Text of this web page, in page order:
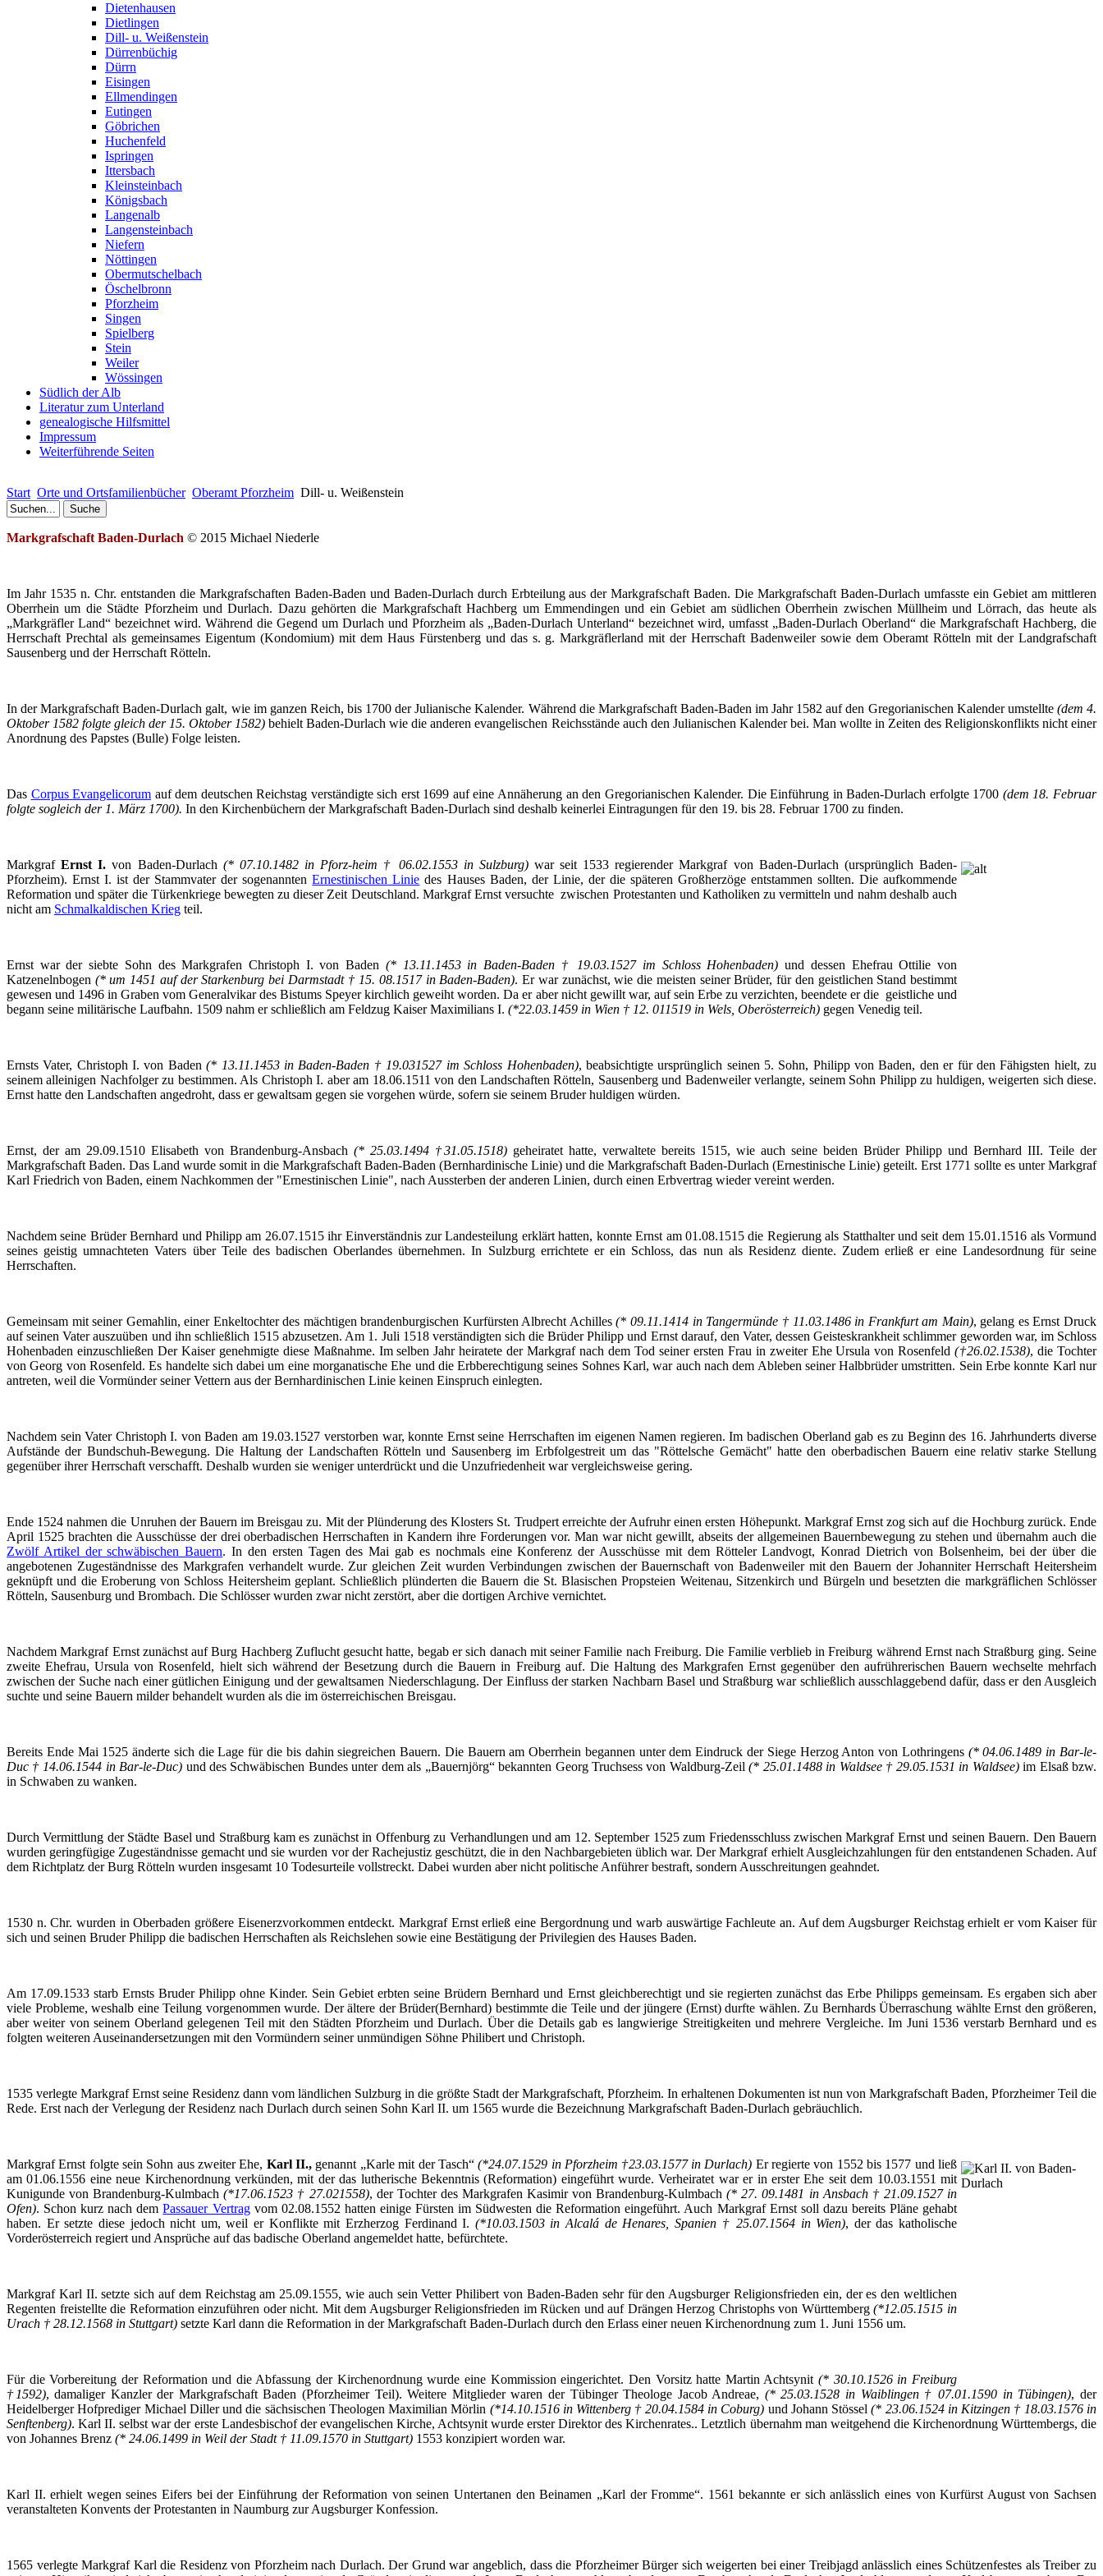
Dietenhausen
Dietlingen
Dill- u. Weißenstein
Dürrenbüchig
Dürrn
Eisingen
Ellmendingen
Eutingen
Göbrichen
Huchenfeld
Ispringen
Ittersbach
Kleinsteinbach
Königsbach
Langenalb
Langensteinbach
Niefern
Nöttingen
Obermutschelbach
Öschelbronn
Pforzheim
Singen
Spielberg
Stein
Weiler
Wössingen
Südlich der Alb
Literatur zum Unterland
genealogische Hilfsmittel
Impressum
Weiterführende Seiten
Start Orte und Ortsfamilienbücher Oberamt Pforzheim Dill- u. Weißenstein
Markgrafschaft Baden-Durlach © 2015 Michael Niederle
Im Jahr 1535 n. Chr. entstanden die Markgrafschaften Baden-Baden und Baden-Durlach durch Erbteilung aus der Markgrafschaft Baden. Die MarkgrafschaftBaden-Durlach umfasste ein Gebiet am mittleren
Oberrhein um die Städte Pforzheim undDurlach. Dazu gehörten die Markgrafschaft Hachberg um Emmendingen und ein Gebiet am südlichen Oberrhein zwischen Müllheim und Lörrach, das heute als
„MarkgräflerLand“ bezeichnet wird. Während die Gegend um Durlach und Pforzheim als „Baden-Durlach Unterland“ bezeichnet wird, umfasst „Baden-Durlach Oberland“ die Markgrafschaft Hachberg, die
Herrschaft Prechtal als gemeinsames Eigentum (Kondomium) mit dem Haus Fürstenberg und das s. g.Markgräflerland mit der Herrschaft Badenweiler sowie dem OberamtRötteln mit der Landgrafschaft
Sausenberg und der Herrschaft Rötteln.
In der MarkgrafschaftBaden-Durlach galt, wie im ganzen Reich, bis 1700 der Julianische Kalender. Während die Markgrafschaft Baden-Baden im Jahr 1582 auf den Gregorianischen Kalender umstellte (dem 4.
Oktober 1582 folgte gleich der 15. Oktober 1582) behieltBaden-Durlach wie die anderen evangelischen Reichsstände auch den Julianischen Kalender bei. Man wollte in Zeiten des Religionskonfliktsnicht einer
Anordnung des Papstes (Bulle) Folge leisten.
Das CorpusEvangelicorum auf dem deutschen Reichstag verständigte sich erst 1699 auf eine Annäherung an den Gregorianischen Kalender. Die Einführung inBaden-Durlach erfolgte 1700 (dem 18. Februar
folgte sogleich der 1. März 1700). In den Kirchenbüchern der Markgrafschaft Baden-Durlach sind deshalb keinerlei Eintragungen für den 19. bis 28. Februar 1700 zu finden.
MarkgrafErnst I.von Baden-Durlach (* 07.10.1482 in Pforz-heim † 06.02.1553 in Sulzburg)war seit 1533 regierender Markgraf von Baden-Durlach (ursprünglich Baden-
Pforzheim). Ernst I. ist der Stammvater der sogenanntenErnestinischen Linie des Hauses Baden, der Linie, der die späteren Großherzöge entstammen sollten. Dieaufkommende
Reformation und später die Türkenkriege bewegten zu dieser Zeit Deutschland. Markgraf Ernst versuchte zwischen Protestanten und Katholiken zu vermitteln und nahm deshalb auch
nicht am Schmalkaldischen Krieg teil.
Ernst war der siebte Sohn des Markgrafen Christoph I. von Baden (* 13.11.1453 in Baden-Baden † 19.03.1527 im Schloss Hohenbaden) und dessen Ehefrau Ottilie von
Katzenelnbogen (* um 1451 auf der Starkenburg bei Darmstadt † 15. 08.1517 in Baden-Baden). Er war zunächst, wie die meisten seiner Brüder, für den geistlichen Stand bestimmt
gewesen und 1496 in Graben vom Generalvikar des Bistums Speyer kirchlich geweiht worden. Da er aber nicht gewillt war, auf sein Erbe zu verzichten, beendete er die geistliche und
begann seine militärische Laufbahn. 1509 nahm er schließlich am Feldzug Kaiser Maximilians I. (*22.03.1459 in Wien † 12. 011519 in Wels, Oberösterreich) gegen Venedig teil.
Ernsts Vater, Christoph I. von Baden(* 13.11.1453 in Baden-Baden † 19.031527 im Schloss Hohenbaden), beabsichtigte ursprünglich seinen 5. Sohn, Philipp von Baden, den er für den Fähigsten hielt, zu
seinem alleinigen Nachfolger zu bestimmen. Als Christoph I. aber am 18.06.1511 von den LandschaftenRötteln, Sausenberg und Badenweiler verlangte, seinem Sohn Philipp zu huldigen, weigerten sich diese.
Ernst hatte den Landschaften angedroht, dass er gewaltsam gegen sie vorgehen würde, sofern sie seinem Bruder huldigen würden.
Ernst, der am 29.09.1510 Elisabeth von Brandenburg-Ansbach (* 25.03.1494 †31.05.1518) geheiratet hatte, verwaltete bereits 1515, wie auch seine beiden Brüder Philipp und Bernhard III. Teile der
Markgrafschaft Baden. Das Land wurde somit in die Markgrafschaft Baden-Baden (Bernhardinische Linie) und die Markgrafschaft Baden-Durlach (Ernestinische Linie) geteilt. Erst 1771 sollte es unter Markgraf
Karl Friedrich von Baden, einem Nachkommen der "Ernestinischen Linie", nach Aussterben der anderen Linien, durch einen Erbvertrag wieder vereint werden.
Nachdem seine Brüder Bernhard und Philipp am 26.07.1515 ihr Einverständnis zur Landesteilung erklärt hatten, konnte Ernst am 01.08.1515 die Regierung als Statthalter und seit dem 15.01.1516 als Vormund
seines geistigumnachteten Vaters über Teile des badischen Oberlandes übernehmen. In Sulzburg errichtete er ein Schloss, das nun als Residenz diente. Zudem erließ er eine Landesordnung für seine
Herrschaften.
Gemeinsam mit seiner Gemahlin, einer Enkeltochter des mächtigen brandenburgischen Kurfürsten Albrecht Achilles(* 09.11.1414 in Tangermünde † 11.03.1486 in Frankfurt am Main), gelang es Ernst Druck
auf seinen Vater auszuüben und ihn schließlich 1515 abzusetzen. Am 1. Juli 1518 verständigten sich die Brüder Philipp und Ernst darauf, den Vater, dessen Geisteskrankheit schlimmer geworden war, im Schloss
Hohenbaden einzuschließen Der Kaiser genehmigte diese Maßnahme. Im selben Jahr heiratete der Markgraf nach dem Tod seiner ersten Frau in zweiter Ehe Ursula von Rosenfeld(†26.02.1538), die Tochter
von Georg von Rosenfeld. Es handelte sich dabei um eine morganatische Ehe und die Erbberechtigung seines Sohnes Karl, war auch nach dem Ableben seiner Halbbrüder umstritten. Sein Erbe konnte Karl nur
antreten, weil die Vormünder seiner Vettern aus der Bernhardinischen Linie keinen Einspruch einlegten.
Nachdem sein Vater Christoph I. von Baden am 19.03.1527 verstorben war, konnte Ernst seine Herrschaften im eigenen Namen regieren. Im badischen Oberland gab es zu Beginn des 16. Jahrhunderts diverse
Aufstände der Bundschuh-Bewegung. Die Haltung der LandschaftenRötteln und Sausenberg im Erbfolgestreit um das "Röttelsche Gemächt" hatte den oberbadischen Bauern eine relativ starke Stellung
gegenüber ihrer Herrschaft verschafft. Deshalb wurden sie weniger unterdrückt und die Unzufriedenheit war vergleichsweise gering.
Ende 1524 nahmen die Unruhen der Bauern im Breisgau zu. Mit der Plünderung des Klosters St. Trudpert erreichte der Aufruhr einen ersten Höhepunkt. Markgraf Ernst zog sich auf die Hochburg zurück. Ende
April 1525 brachten die Ausschüsseder drei oberbadischen Herrschaften in Kandern ihre Forderungen vor. Man war nicht gewillt, abseits der allgemeinen Bauernbewegung zu stehen und übernahm auch die
Zwölf Artikel der schwäbischen Bauern. In den ersten Tagen des Mai gab es nochmals eine Konferenz der Ausschüsse mit dem RöttelerLandvogt, Konrad Dietrich von Bolsenheim, bei der über die
angebotenen Zugeständnisse des Markgrafen verhandelt wurde. Zur gleichen Zeit wurden Verbindungen zwischen der Bauernschaft von Badenweiler mit den Bauern der Johanniter Herrschaft Heitersheim
geknüpft und die Eroberung von Schloss Heitersheim geplant. Schließlich plünderten die Bauern die St.Blasischen Propsteien Weitenau, Sitzenkirch und Bürgeln und besetzten die markgräflichen Schlösser
Rötteln, Sausenburg und Brombach. Die Schlösserwurden zwar nicht zerstört, aber die dortigen Archive vernichtet.
Nachdem Markgraf Ernst zunächst auf Burg Hachberg Zuflucht gesucht hatte, begab er sich danach mit seiner Familie nach Freiburg. Die Familie verblieb in Freiburg während Ernst nach Straßburg ging. Seine
zweite Ehefrau, Ursula von Rosenfeld, hielt sich während der Besetzung durch die Bauern in Freiburg auf. Die Haltung des Markgrafen Ernst gegenüber den aufrührerischen Bauern wechselte mehrfach
zwischen der Suche nach einer gütlichen Einigung und der gewaltsamen Niederschlagung. Der Einfluss der starken Nachbarn Basel und Straßburg war schließlich ausschlaggebend dafür, dass er den Ausgleich
suchte und seine Bauern milder behandelt wurden als die im österreichischen Breisgau.
Bereits Ende Mai 1525 änderte sich die Lage für die bis dahin siegreichen Bauern. Die Bauern am Oberrhein begannen unter dem Eindruck der Siege Herzog Anton von Lothringens (* 04.06.1489 in Bar-le-
Duc † 14.06.1544 in Bar-le-Duc) und des Schwäbischen Bundes unter dem als „Bauernjörg“ bekannten Georg Truchsess von Waldburg-Zeil(* 25.01.1488 in Waldsee † 29.05.1531 in Waldsee)im Elsaß bzw.
in Schwaben zu wanken.
Durch Vermittlung der Städte Basel und Straßburg kam es zunächst in Offenburg zu Verhandlungen und am 12. September 1525 zum Friedensschluss zwischen Markgraf Ernst und seinen Bauern. Den Bauern
wurden geringfügige Zugeständnisse gemacht und sie wurden vor der Rachejustiz geschützt, die in den Nachbargebieten üblich war. Der Markgraf erhielt Ausgleichzahlungen für den entstandenen Schaden. Auf
dem Richtplatz der Burg Rötteln wurden insgesamt 10 Todesurteile vollstreckt. Dabei wurden aber nicht politische Anführer bestraft, sondern Ausschreitungen geahndet.
1530 n.Chr. wurden in Oberbaden größere Eisenerzvorkommen entdeckt. Markgraf Ernst erließ eine Bergordnung und warb auswärtige Fachleute an. Auf dem Augsburger Reichstag erhielt er vom Kaiser für
sich und seinen Bruder Philipp die badischen Herrschaften als Reichslehen sowie eine Bestätigung der Privilegien des Hauses Baden.
Am 17.09.1533 starb Ernsts Bruder Philipp ohne Kinder. Sein Gebiet erbten seine Brüdern Bernhard und Ernst gleichberechtigt und sie regierten zunächst das Erbe Philipps gemeinsam. Es ergaben sich aber
viele Probleme, weshalb eine Teilung vorgenommen wurde. Der ältere der Brüder(Bernhard) bestimmte die Teile und der jüngere (Ernst) durfte wählen. Zu Bernhards Überraschung wählte Ernst den größeren,
aber weiter von seinem Oberland gelegenen Teil mit den Städten Pforzheim undDurlach. Über die Details gab es langwierige Streitigkeiten und mehrere Vergleiche. Im Juni 1536 verstarb Bernhard und es
folgten weiteren Auseinandersetzungen mit den Vormündern seiner unmündigen Söhne Philibert und Christoph.
1535 verlegte Markgraf Ernst seine Residenz dann vom ländlichen Sulzburg in die größte Stadt der Markgrafschaft, Pforzheim. In erhaltenen Dokumenten ist nun von Markgrafschaft Baden, Pforzheimer Teil die
Rede. Erst nach der Verlegung der Residenz nach Durlach durch seinen Sohn Karl II. um 1565 wurde die Bezeichnung Markgrafschaft Baden-Durlach gebräuchlich.
Markgraf Ernst folgte sein Sohn aus zweiter Ehe, Karl II., genannt „Karle mit derTasch“ (*24.07.1529 in Pforzheim †23.03.1577 in Durlach) Er regierte von 1552 bis 1577 und ließ
am 01.06.1556 eine neue Kirchenordnung verkünden, mit der das lutherische Bekenntnis (Reformation) eingeführt wurde. Verheiratet war er in erster Ehe seit dem 10.03.1551 mit
Kunigunde von Brandenburg-Kulmbach(*17.06.1523 † 27.021558), der Tochter des Markgrafen Kasimir von Brandenburg-Kulmbach(* 27. 09.1481 in Ansbach † 21.09.1527 in
Ofen). Schon kurz nach demPassauer Vertragvom 02.08.1552 hatten einige Fürsten im Südwesten die Reformation eingeführt. Auch Markgraf Ernst soll dazu bereits Pläne gehabt
haben. Er setzte diese jedoch nicht um, weil er Konflikte mit Erzherzog Ferdinand I. (*10.03.1503 inAlcalá de Henares, Spanien † 25.07.1564 in Wien), der das katholische
Vorderösterreich regiert und Ansprüche auf das badische Oberland angemeldet hatte, befürchtete.
Markgraf Karl II. setzte sich auf dem Reichstag am 25.09.1555, wie auch sein Vetter Philibert von Baden-Baden sehr für den Augsburger Religionsfrieden ein, der es den weltlichen
Regenten freistellte die Reformation einzuführen oder nicht. Mit dem Augsburger Religionsfrieden im Rücken und auf Drängen Herzog Christophs von Württemberg(*12.05.1515 in
Urach † 28.12.1568 in Stuttgart) setzte Karl dann die Reformation in der Markgrafschaft Baden-Durlach durch den Erlass einer neuen Kirchenordnung zum 1. Juni 1556 um.
Für die Vorbereitung der Reformation und die Abfassung der Kirchenordnung wurde eine Kommission eingerichtet. Den Vorsitz hatte Martin Achtsynit (* 30.10.1526 in Freiburg
†1592), damaliger Kanzler der Markgrafschaft Baden (Pforzheimer Teil). Weitere Mitglieder waren der Tübinger Theologe Jacob Andreae, (* 25.03.1528 in Waiblingen † 07.01.1590 in Tübingen), der
Heidelberger Hofprediger Michael Dillerund die sächsischen Theologen MaximilianMörlin (*14.10.1516 in Wittenberg † 20.04.1584 in Coburg) und Johann Stössel (* 23.06.1524 in Kitzingen † 18.03.1576 in
Senftenberg). Karl II. selbst war der erste Landesbischof der evangelischen Kirche, Achtsynitwurde erster Direktor des Kirchenrates.. Letztlich übernahm man weitgehend die Kirchenordnung Württembergs, die
von Johannes Brenz (* 24.06.1499 in Weil der Stadt † 11.09.1570 in Stuttgart) 1553 konzipiert worden war.
Karl II. erhielt wegen seines Eifers bei der Einführung der Reformation von seinen Untertanen den Beinamen „Karl der Fromme“. 1561 bekannte er sich anlässlich eines von Kurfürst August von Sachsen
veranstalteten Konvents der Protestanten in Naumburg zur Augsburger Konfession.
1565 verlegte Markgraf Karl die Residenz von Pforzheim nach Durlach. Der Grund war angeblich, dass die Pforzheimer Bürger sich weigerten bei einer Treibjagd anlässlich eines Schützenfestes als Treiber zu